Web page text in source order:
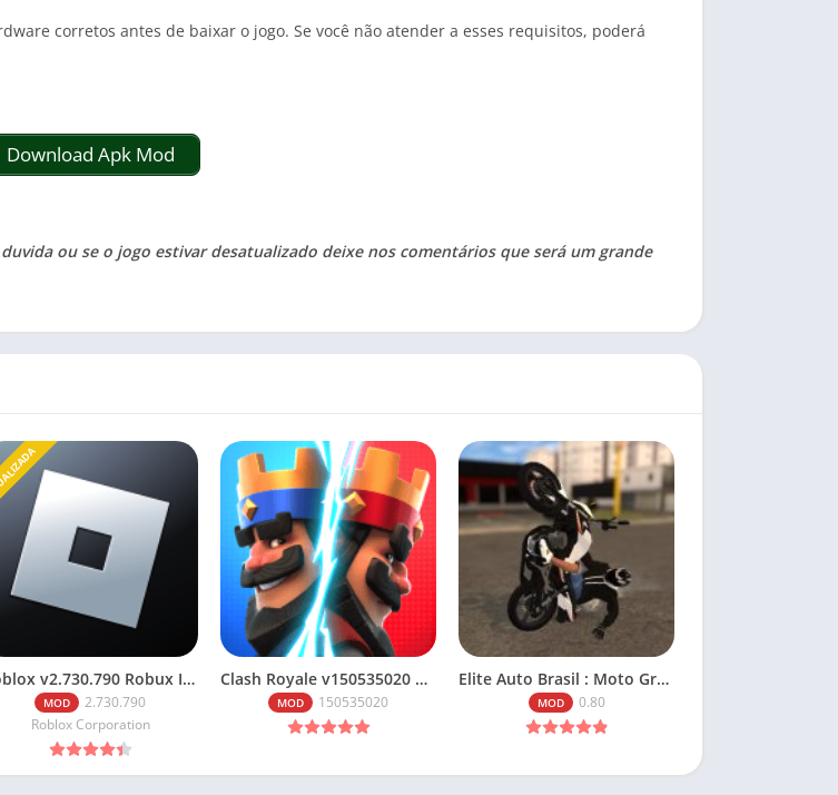
corretos antes de baixar o jogo. Se você não atender a esses requisitos, poderá
Download Apk Mod
ou se o jogo estivar desatualizado deixe nos comentários que será um grande
Roblox v2.730.790 Robux Infinitos (2026): Baixe o Mod Menu
MOD
2.730.790
Roblox Corporation
Clash Royale v150535020 Apk Mod Dinheiro Infinito
MOD 150535020
Elite Auto Brasil : Moto Grau v0.80 Mod Apk Dinheiro Infinito
MOD 0.80